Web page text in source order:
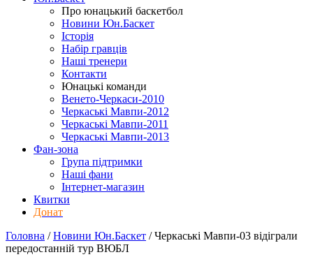
Про юнацький баскетбол
Новини Юн.Баскет
Історія
Набір гравців
Наші тренери
Контакти
Юнацькі команди
Венето-Черкаси-2010
Черкаські Мавпи-2012
Черкаські Мавпи-2011
Черкаські Мавпи-2013
Фан-зона
Група підтримки
Наші фани
Інтернет-магазин
Квитки
Донат
Головна /Новини Юн.Баскет /Черкаські Мавпи-03 відіграли
передостанній тур ВЮБЛ